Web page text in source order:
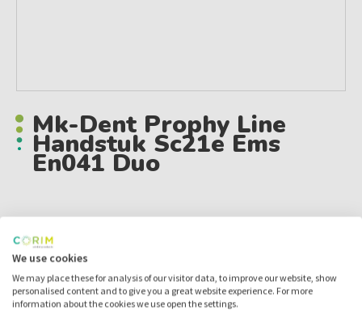
Mk-Dent Prophy Line
Handstuk Sc21e Ems
En041 Duo
Inloggen
We use cookies
We may place these for analysis of our visitor data, to improve our website, show
personalised content and to give you a great website experience. For more
information about the cookies we use open the settings.